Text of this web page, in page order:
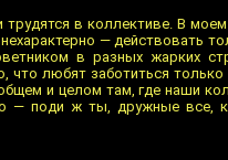
трудятся в коллективе. В
— действовать
в разных жарких
что любят заботиться только
и целом там, где наши
— поди ж ты, дружные все,